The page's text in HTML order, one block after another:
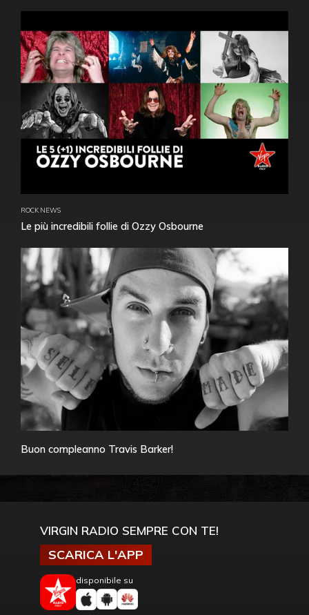
ROCK NEWS
Le più incredibili follie di Ozzy Osbourne
Buon compleanno Travis Barker!
VIRGIN RADIO SEMPRE CON TE!
SCARICA L'APP
disponibile su